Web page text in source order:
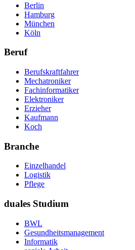
Berlin
Hamburg
München
Köln
Beruf
Berufskraftfahrer
Mechatroniker
Fachinformatiker
Elektroniker
Erzieher
Kaufmann
Koch
Branche
Einzelhandel
Logistik
Pflege
duales Studium
BWL
Gesundheitsmanagement
Informatik